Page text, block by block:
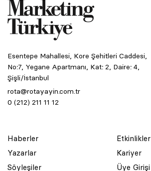
Esentepe Mahallesi, Kore Şehitleri Caddesi,
No:7, Yegane Apartmanı, Kat: 2, Daire: 4,
Şişli/İstanbul
rota@rotayayin.com.tr
0 (212) 211 11 12
Haberler
Yazarlar
Söyleşiler
Etkinlikler
Kariyer
Üye Girişi